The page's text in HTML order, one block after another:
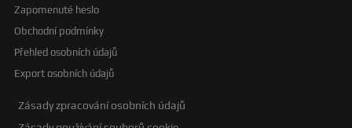
Zapomenuté heslo
Obchodní podmínky
Přehled osobních údajů
Export osobních údajů
Zásady zpracování osobních údajů